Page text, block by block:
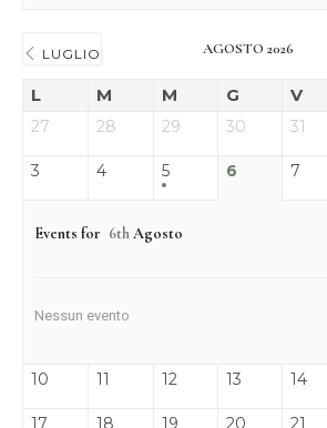
LUGLIO AGOSTO 2026
L M M G V
27 28 29 30 31
3 4 5 6 7
Events for 6thAgosto
Nessun evento
10 11 12 13 14
17 18 19 20 21